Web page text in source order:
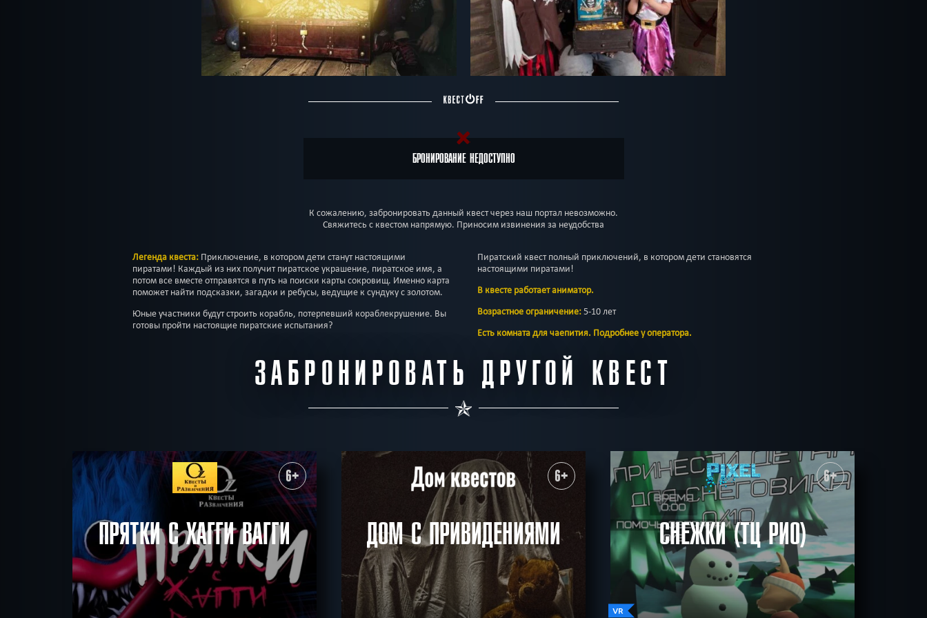
БРОНИРОВАНИЕ НЕДОСТУПНО
К сожалению, забронировать данный квест через наш портал невозможно.
Свяжитесь с квестом напрямую. Приносим извинения за неудобства
Легенда квеста: Приключение, в котором дети станут настоящими
пиратами! Каждый из них получит пиратское украшение, пиратское имя, а
потом все вместе отправятся в путь на поиски карты сокровищ. Именно карта
поможет найти подсказки, загадки и ребусы, ведущие к сундуку с золотом.
Юные участники будут строить корабль, потерпевший кораблекрушение. Вы
готовы пройти настоящие пиратские испытания?
Пиратский квест полный приключений, в котором дети становятся
настоящими пиратами!
В квесте работает аниматор.
Возрастное ограничение:5-10 лет
Есть комната для чаепития. Подробнее у оператора.
ЗАБРОНИРОВАТЬ ДРУГОЙ КВЕСТ
6+
ПРЯТКИ С ХАГГИ ВАГГИ
6+
ДОМ С ПРИВИДЕНИЯМИ
6+
СНЕЖКИ (ТЦ РИО)